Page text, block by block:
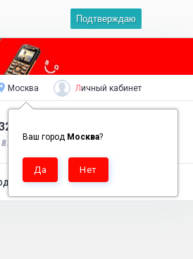
Подтверждаю
Москва
Ваш город Москва?
Личный кабинет
90 0 Корзина пуста
за одеждой